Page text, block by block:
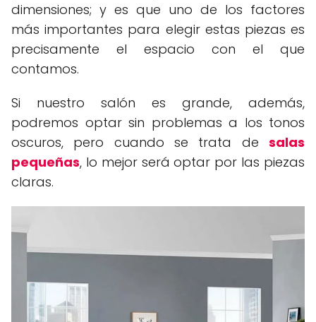
dimensiones; y es que uno de los factores
más importantes para elegir estas piezas es
precisamente el espacio con el que
contamos.
Si nuestro salón es grande, además,
podremos optar sin problemas a los tonos
oscuros, pero cuando se trata de salas
pequeñas, lo mejor será optar por las piezas
claras.